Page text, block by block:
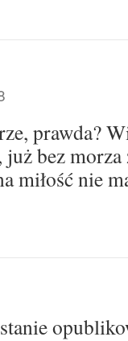
prawda?
bez
miłość nie